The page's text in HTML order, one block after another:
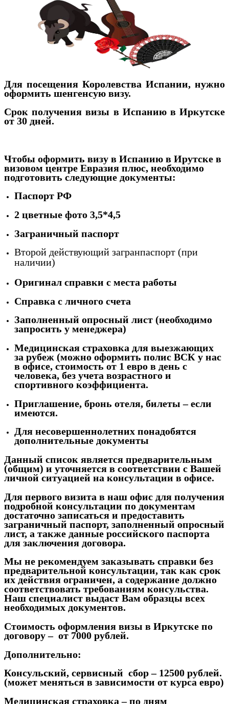
Для посещения Королевства Испании, нужно
оформить шенгенсую визу.
Срок получения визы в Испанию в Иркутске
от 30 дней.
Чтобы оформить визу в Испанию в Ирутске в
визовом центре Евразия плюс, необходимо
подготовить следующие документы:
Паспорт РФ
2 цветные фото 3,5*4,5
Заграничный паспорт
Второй действующий загранпаспорт (при
наличии)
Оригинал справки с места работы
Справка с личного счета
Заполненный опросный лист (необходимо
запросить у менеджера)
Медицинская страховка для выезжающих
за рубеж (можно оформить полис ВСК у нас
в офисе, стоимостьот 1 евро в день с
человека, без учета возрастного и
спортивного коэффициента.
Приглашение, бронь отеля, билеты – если
имеются.
Для несовершеннолетних понадобятся
дополнительные документы
Данный список является предварительным
(общим) и уточняется в соответствии с Вашей
личной ситуацией на консультации в офисе.
Для первого визита в наш офис для получения
подробной консультации по документам
достаточно записаться и предоставить
заграничный паспорт, заполненный опросный
лист, а также данные российского паспорта
для заключения договора.
Мы не рекомендуем заказывать справки без
предварительной консультации, так как срок
их действия ограничен, а содержание должно
соответствовать требованиям консульства.
Наш специалист выдаст Вам образцы всех
необходимых документов.
Стоимость оформления визы в Иркутске по
договору – от 7000 рублей.
Дополнительно:
Консульский, сервисный сбор – 12500 рублей.
(может меняться в зависимости от курса евро)
Медицинская страховка – по дням